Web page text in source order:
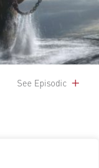
See Episodic